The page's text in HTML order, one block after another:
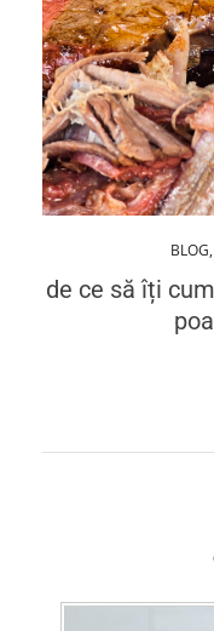
BLOG
de ce să îți